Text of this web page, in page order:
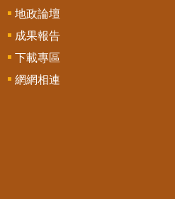
地政論壇
成果報告
下載專區
網網相連